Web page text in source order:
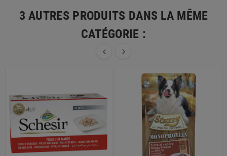
3 AUTRES PRODUITS DANS LA MÊME
CATÉGORIE :
 